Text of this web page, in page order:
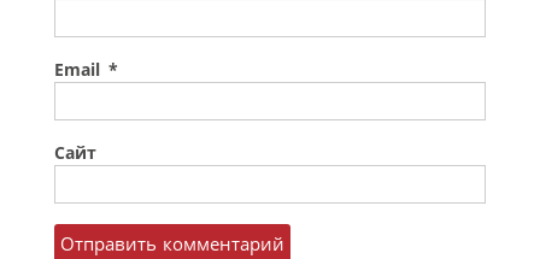
Email *
Сайт